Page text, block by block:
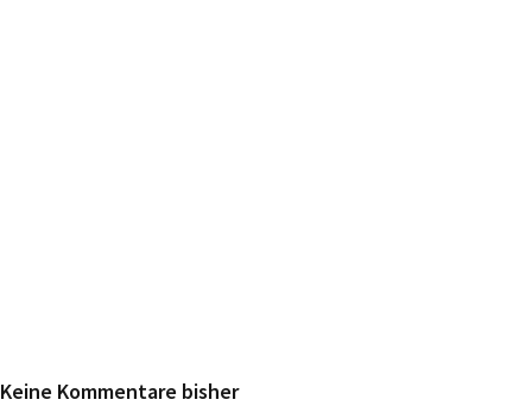
Keine Kommentare bisher